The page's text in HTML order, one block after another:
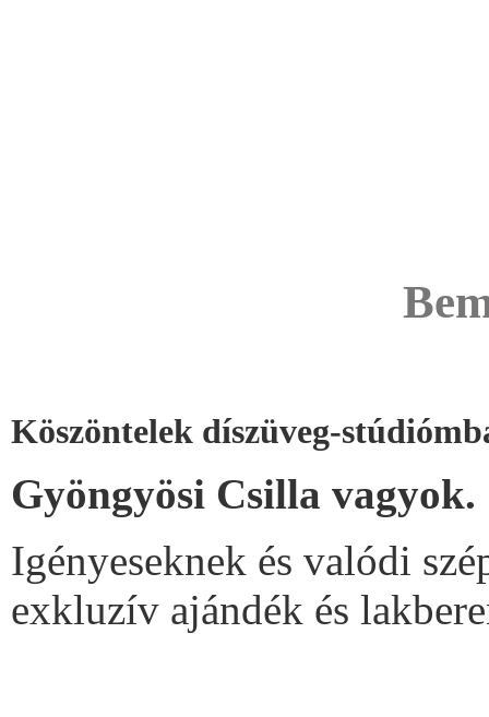
Köszöntelek díszüveg-
Gyöngyösi Csilla vagyok.
Igényeseknek és valódi
exkluzív ajándék és